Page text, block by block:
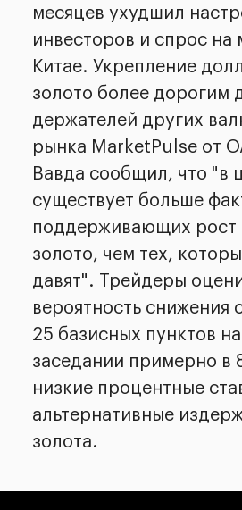
месяцев ухудшил
инвесторов и спрос на
Китае. Укрепление
золото более дорогим
держателей других
рынка MarketPulse от
Вавда сообщил, что "в
существует больше
поддерживающих рост
золото, чем тех,
давят". Трейдеры
вероятность снижения
25 базисных пунктов
заседании примерно в
низкие процентные
альтернативные
золота.